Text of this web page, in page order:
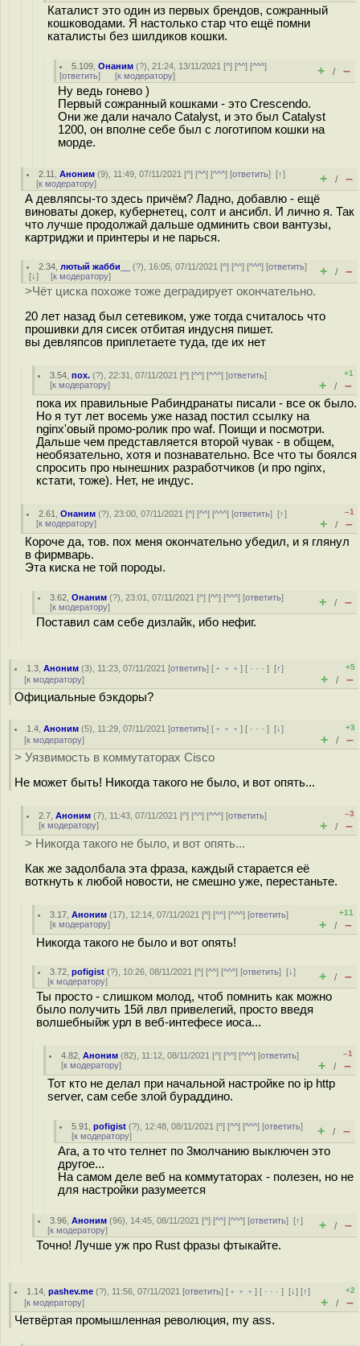
Каталист это один из первых брендов, сожранный
кошководами. Я настолько стар что ещё помни
каталисты без шилдиков кошки.
5.109 ,Онаним (?), 21:24, 13/11/2021 [^] [^^] [^^^]
[ответить] [к модератору] + / –
Ну ведь гонево )
Первый сожранный кошками - это Crescendo.
Они же дали начало Catalyst, и это был Catalyst
1200, он вполне себе был с логотипом кошки на
морде.
2.11 ,Аноним (9), 11:49, 07/11/2021 [^] [^^] [^^^] [ответить][↑]
[к модератору] + / –
А девляпсы-то здесь причём? Ладно, добавлю - ещё
виноваты докер, кубернетец, солт и ансибл. И лично я. Так
что лучше продолжай дальше одминить свои вантузы,
картриджи и принтеры и не парься.
2.34 ,лютый жабби__ (?), 16:05, 07/11/2021 [^] [^^] [^^^] [ответить]
[↓] [к модератору] + / –
>Чёт циска похоже тоже деградирует окончательно.
20 лет назад был сетевиком, уже тогда считалось что
прошивки для сисек отбитая индусня пишет.
вы девляпсов приплетаете туда, где их нет
3.54 ,пох. (?), 22:31, 07/11/2021 [^] [^^] [^^^] [ответить]
[к модератору]
+1
+ / –
пока их правильные Рабиндранаты писали - все ок было.
Но я тут лет восемь уже назад постил ссылку на
nginx'овый промо-ролик про waf. Поищи и посмотри.
Дальше чем представляется второй чувак - в общем,
необязательно, хотя и познавательно. Все что ты боялся
спросить про нынешних разработчиков (и про nginx,
кстати, тоже). Нет, не индус.
2.61 ,Онаним (?), 23:00, 07/11/2021 [^] [^^] [^^^] [ответить][↑]
[к модератору]
–1
+ / –
Короче да, тов. пох меня окончательно убедил, и я глянул
в фирмварь.
Эта киска не той породы.
3.62 ,Онаним (?), 23:01, 07/11/2021 [^] [^^] [^^^] [ответить]
[к модератору] + / –
Поставил сам себе дизлайк, ибо нефиг.
1.3 ,Аноним (3), 11:23, 07/11/2021 [ответить] [ ﹢﹢﹢] [ · · ·][↑]
[к модератору]
+5
+ / –
Официальные бэкдоры?
1.4 ,Аноним (5), 11:29, 07/11/2021 [ответить] [ ﹢﹢﹢] [ · · ·][↓]
[к модератору]
+3
+ / –
> Уязвимость в коммутаторах Cisco
Не может быть! Никогда такого не было, и вот опять...
2.7 ,Аноним (7), 11:43, 07/11/2021 [^] [^^] [^^^] [ответить]
[к модератору]
–3
+ / –
> Никогда такого не было, и вот опять...
Как же задолбала эта фраза, каждый старается её
воткнуть к любой новости, не смешно уже, перестаньте.
3.17 ,Аноним (17), 12:14, 07/11/2021 [^] [^^] [^^^] [ответить]
[к модератору]
+11
+ / –
Никогда такого не было и вот опять!
3.72 ,pofigist (?), 10:26, 08/11/2021 [^] [^^] [^^^] [ответить][↓]
[к модератору] + / –
Ты просто - слишком молод, чтоб помнить как можно
было получить 15й лвл привелегий, просто введя
волшебныйж урл в веб-интефесе иоса...
4.82 ,Аноним (82), 11:12, 08/11/2021 [^] [^^] [^^^] [ответить]
[к модератору]
–1
+ / –
Тот кто не делал при начальной настройке no ip http
server, сам себе злой бураддино.
5.91 ,pofigist (?), 12:48, 08/11/2021 [^] [^^] [^^^] [ответить]
[к модератору] + / –
Ага, а то что телнет по 3молчанию выключен это
другое...
На самом деле веб на коммутаторах - полезен, но не
для настройки разумеется
3.96 ,Аноним (96), 14:45, 08/11/2021 [^] [^^] [^^^] [ответить][↑]
[к модератору] + / –
Точно! Лучше уж про Rust фразы фтыкайте.
1.14 ,pashev.me (?), 11:56, 07/11/2021 [ответить] [ ﹢﹢﹢] [ · · ·][↓] [↑]
[к модератору]
+2
+ / –
Четвёртая промышленная революция, my ass.